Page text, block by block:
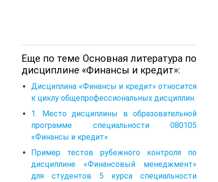
Еще по теме Основная литература по
дисциплине «Финансы и кредит»:
Дисциплина «Финансы и кредит» относится
к циклу общепрофессиональных дисциплин.
1. Место дисциплины в образовательной
программе специальности 080105
«Финансы и кредит»
Пример тестов рубежного контроля по
дисциплине «Финансовый менеджмент»
для студентов 5 курса специальности